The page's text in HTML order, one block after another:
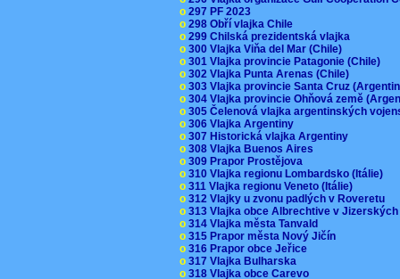
o 297 PF 2023
o 298 Obří vlajka Chile
o 299 Chilská prezidentská vlajka
o 300 Vlajka Viňa del Mar (Chile)
o 301 Vlajka provincie Patagonie (Chile)
o 302 Vlajka Punta Arenas (Chile)
o 303 Vlajka provincie Santa Cruz
o 304 Vlajka provincie Ohňová země
o 305 Čelenová vlajka argentinských
o 306 Vlajka Argentiny
o 307 Historická vlajka Argentiny
o 308 Vlajka Buenos Aires
o 309 Prapor Prostějova
o 310 Vlajka regionu Lombardsko (Itálie)
o 311 Vlajka regionu Veneto (Itálie)
o 312 Vlajky u zvonu padlých v Roveretu
o 313 Vlajka obce Albrechtive v
o 314 Vlajka města Tanvald
o 315 Prapor města Nový Jičín
o 316 Prapor obce Jeřice
o 317 Vlajka Bulharska
o 318 Vlajka obce Carevo